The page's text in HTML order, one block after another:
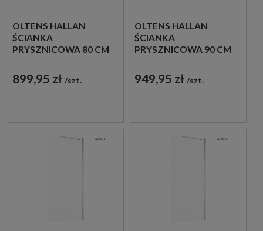
OLTENS HALLAN
ŚCIANKA
PRYSZNICOWA 80 CM
CZARNY MAT/SZKŁO
PRZEZROCZYSTE
899,95 zł szt.
OLTENS HALLAN
ŚCIANKA
PRYSZNICOWA 90 CM
CZARNY MAT/SZKŁO
PRZEZROCZYSTE
949,95 zł szt.